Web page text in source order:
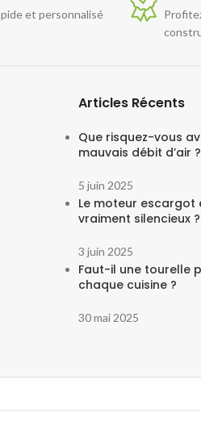
et personnalisé
Articles Récents
Que risquez-vous
mauvais débit d’air ?
5 juin 2025
Le moteur escargot
vraiment silencieux ?
3 juin 2025
Faut-il une tourelle
chaque cuisine ?
30 mai 2025